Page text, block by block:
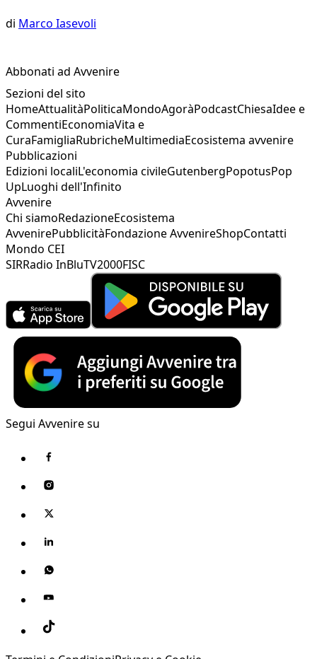
di Marco Iasevoli
Abbonati ad Avvenire
Sezioni del sito
HomeAttualitàPoliticaMondoAgoràPodcastChiesaIdee e
CommentiEconomiaVita e
CuraFamigliaRubricheMultimediaEcosistema avvenire
Pubblicazioni
Edizioni localiL'economia civileGutenbergPopotusPop
UpLuoghi dell'Infinito
Avvenire
Chi siamoRedazioneEcosistema
AvvenirePubblicitàFondazione AvvenireShopContatti
Mondo CEI
SIRRadio InBluTV2000FISC
Segui Avvenire su